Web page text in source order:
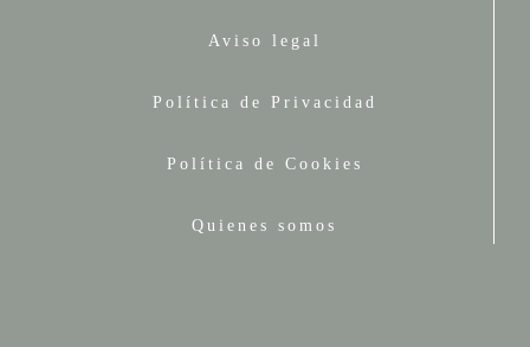
Aviso legal
Política de Privacidad
Política de Cookies
Quienes somos